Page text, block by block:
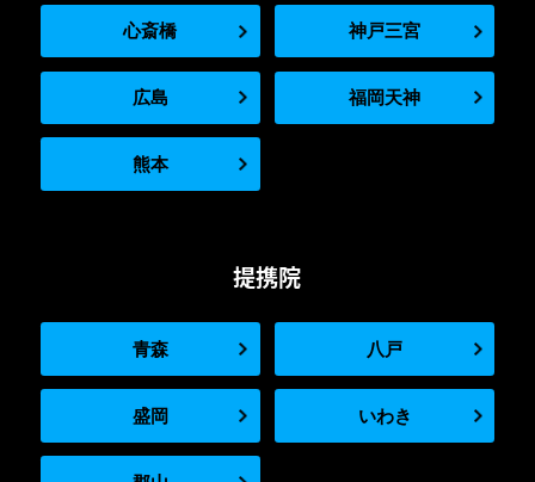
心斎橋 神戸三宮
広島 福岡天神
熊本
提携院
青森 八戸
盛岡 いわき